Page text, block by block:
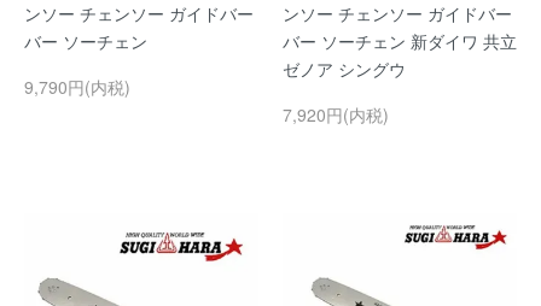
ンソー チェンソー ガイドバー
バー ソーチェン
9,790円(内税)
ンソー チェンソー ガイドバー
バー ソーチェン 新ダイワ 共立
ゼノア シングウ
7,920円(内税)